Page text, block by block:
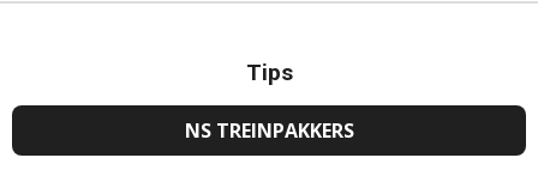
Tips
NS TREINPAKKERS